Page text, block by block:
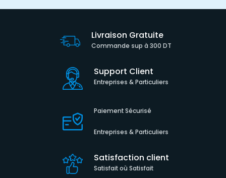
Livraison Gratuite
Commande sup à 300 DT
Support Client
Entreprises & Particuliers
Paiement Sécurisé
Entreprises & Particuliers
Satisfaction client
Satisfait où Satisfait